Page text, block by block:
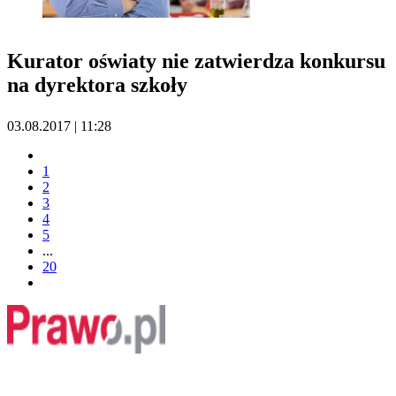
Kurator oświaty nie zatwierdza konkursu
na dyrektora szkoły
03.08.2017 | 11:28
1
2
3
4
5
...
20